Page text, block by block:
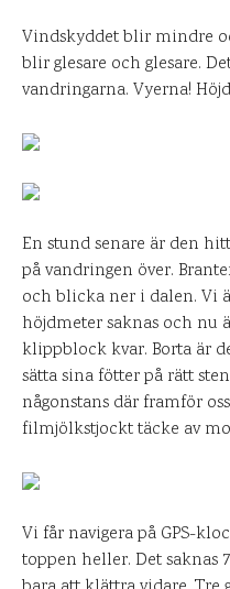
Vindskyddet blir mindre
blir glesare och glesare.
vandringarna. Vyerna!
En stund senare är den
på vandringen över.
och blicka ner i dalen. Vi
höjdmeter saknas och nu
klippblock kvar. Borta är
sätta sina fötter på rätt
någonstans där framför
filmjölkstjockt täcke av
Vi får navigera på GPS-
toppen heller. Det saknas